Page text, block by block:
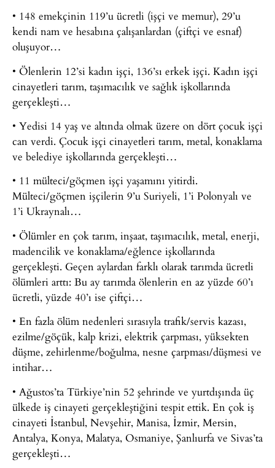
• 148 emekçinin 119’u ücretli (işçi ve memur), 29’u
kendi nam ve hesabına çalışanlardan (çiftçi ve esnaf)
oluşuyor…
• Ölenlerin 12’si kadın işçi, 136’sı erkek işçi. Kadın işçi
cinayetleri tarım, taşımacılık ve sağlık işkollarında
gerçekleşti…
• Yedisi 14 yaş ve altında olmak üzere on dört çocuk işçi
can verdi. Çocuk işçi cinayetleri tarım, metal, konaklama
ve belediye işkollarında gerçekleşti…
• 11 mülteci/göçmen işçi yaşamını yitirdi.
Mülteci/göçmen işçilerin 9’u Suriyeli, 1’i Polonyalı ve
1’i Ukraynalı…
• Ölümler en çok tarım, inşaat, taşımacılık, metal, enerji,
madencilik ve konaklama/eğlence işkollarında
gerçekleşti. Geçen aylardan farklı olarak tarımda ücretli
ölümleri arttı: Bu ay tarımda ölenlerin en az yüzde 60’ı
ücretli, yüzde 40’ı ise çiftçi…
• En fazla ölüm nedenleri sırasıyla trafik/servis kazası,
ezilme/göçük, kalp krizi, elektrik çarpması, yüksekten
düşme, zehirlenme/boğulma, nesne çarpması/düşmesi ve
intihar…
• Ağustos’ta Türkiye’nin 52 şehrinde ve yurtdışında üç
ülkede iş cinayeti gerçekleştiğini tespit ettik. En çok iş
cinayeti İstanbul, Nevşehir, Manisa, İzmir, Mersin,
Antalya, Konya, Malatya, Osmaniye, Şanlıurfa ve Sivas’ta
gerçekleşti…